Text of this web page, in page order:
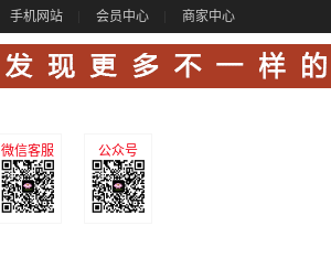
手机网站 会员中心 商家中心
公众号
微信客服